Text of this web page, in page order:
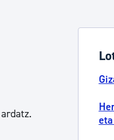
Eskubideak eta bizikidetza